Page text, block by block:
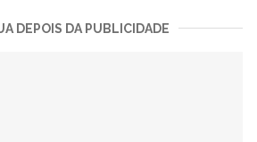
DEPOIS DA PUBLICIDADE